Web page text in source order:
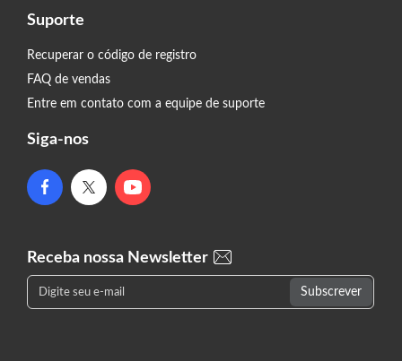
Suporte
Recuperar o código de registro
FAQ de vendas
Entre em contato com a equipe de suporte
Siga-nos
Receba nossa Newsletter